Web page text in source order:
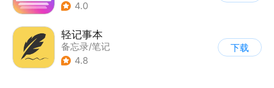
4.0
轻记事本
备忘录/笔记
4.8
下载